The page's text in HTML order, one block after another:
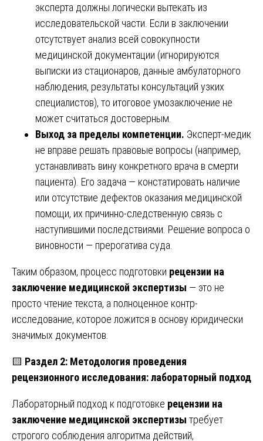
эксперта должны логически вытекать из
исследовательской части. Если в заключении
отсутствует анализ всей совокупности
медицинской документации (игнорируются
выписки из стационаров, данные амбулаторного
наблюдения, результаты консультаций узких
специалистов), то итоговое умозаключение не
может считаться достоверным.
Выход за пределы компетенции. Эксперт-медик
не вправе решать правовые вопросы (например,
устанавливать вину конкретного врача в смерти
пациента). Его задача — констатировать наличие
или отсутствие дефектов оказания медицинской
помощи, их причинно-следственную связь с
наступившими последствиями. Решение вопроса о
виновности — прерогатива суда.
Таким образом, процесс подготовки рецензии на
заключение медицинской экспертизы — это не
просто чтение текста, а полноценное контр-
исследование, которое ложится в основу юридически
значимых документов.
🟨 Раздел 2: Методология проведения
рецензионного исследования: лабораторный подход
Лабораторный подход к подготовке рецензии на
заключение медицинской экспертизы требует
строгого соблюдения алгоритма действий,